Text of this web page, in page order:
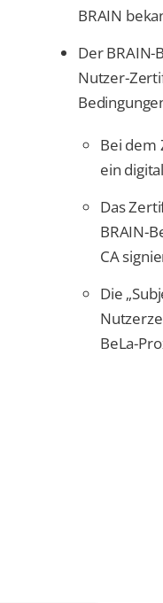
BRAIN
Der
Nutzer-
Bei dem
ein
Das
BRAIN-
CA
Die
BeLa-